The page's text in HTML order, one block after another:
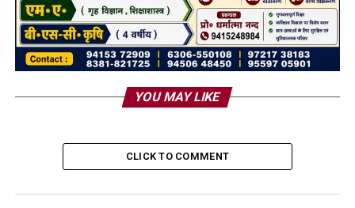
YOU MAY LIKE
CLICK TO COMMENT